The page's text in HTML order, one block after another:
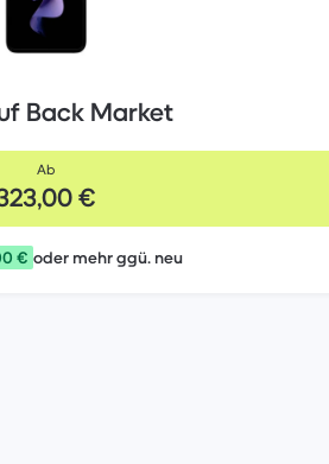
Back Market
Ab
€
€ oder mehr ggü. neu